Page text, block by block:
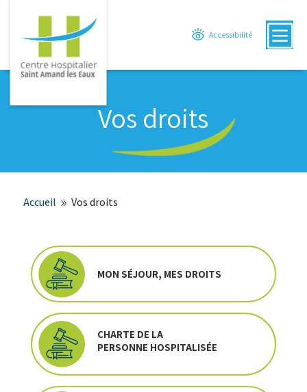
b
Vos droits
Accueil 9 Vos droits
MON SÉJOUR, MES DROITS
CHARTE DE LA
PERSONNE HOSPITALISÉE
Accessibilité